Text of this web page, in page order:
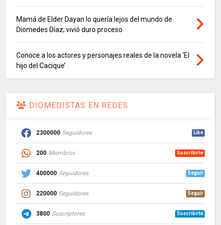
Mamá de Elder Dayan lo quería lejos del mundo de
Diomedes Díaz; vivió duro proceso
Conoce a los actores y personajes reales de la novela ‘El
hijo del Cacique’
DIOMEDISTAS EN REDES
2300000 Seguidores Like
200 Miembros Suscribirte
400000 Seguidores Seguir
220000 Seguidores Seguir
3800 Suscriptores Suscribirte